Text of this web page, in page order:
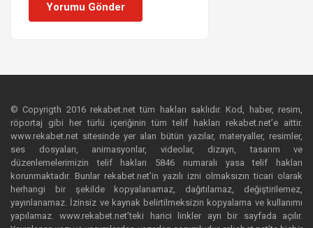
Yorumu Gönder
© Copyrigth 2016 rekabet.net tüm hakları saklıdır. Kod, haber, resim,
röportaj gibi her türlü içeriğinin tüm telif hakları rekabet.net’e aittir.
www.rekabet.net sitesinde yer alan bütün yazılar, materyaller, resimler,
ses dosyaları, animasyonlar, videolar, dizayn, tasarım ve
düzenlemelerimizin telif hakları 5846 numaralı yasa telif hakları
korunmaktadır. Bunlar rekabet.net’in yazılı izni olmaksızın ticari olarak
herhangi bir şekilde kopyalanamaz, dağıtılamaz, değiştirilemez,
yayınlanamaz. İzinsiz ve kaynak belirtilmeksizin kopyalama ve kullanımı
yapılamaz. www.rekabet.net’teki harici linkler ayrı bir sayfada açılır.